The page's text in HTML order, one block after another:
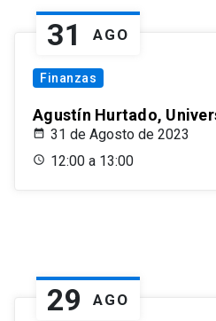
31 AGO
Finanzas
Agustín Hurtado,
31 de Agosto de 2023
12:00 a 13:00
29 AGO